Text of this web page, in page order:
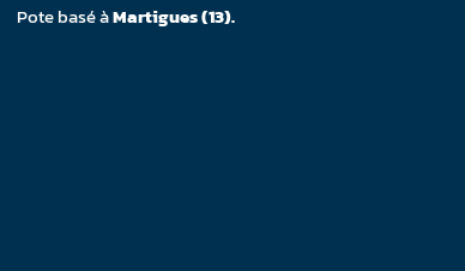
Pote basé àMartigues (13).